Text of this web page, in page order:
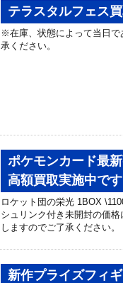
テラスタルフェス
※在庫、状態によって当日で
承ください。
ポケモンカード最
高額買取実施中で
ロケット団の栄光 1BOX
シュリンク付き未開封の価
しますのでご了承ください。
新作プライズフィ